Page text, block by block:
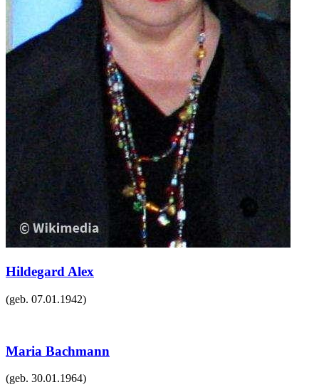
Hildegard Alex
(geb. 07.01.1942)
Maria Bachmann
(geb. 30.01.1964)